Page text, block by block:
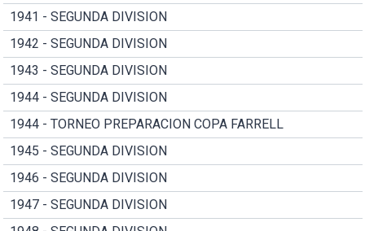
1941 - SEGUNDA DIVISION
1942 - SEGUNDA DIVISION
1943 - SEGUNDA DIVISION
1944 - SEGUNDA DIVISION
1944 - TORNEO PREPARACION COPA FARRELL
1945 - SEGUNDA DIVISION
1946 - SEGUNDA DIVISION
1947 - SEGUNDA DIVISION